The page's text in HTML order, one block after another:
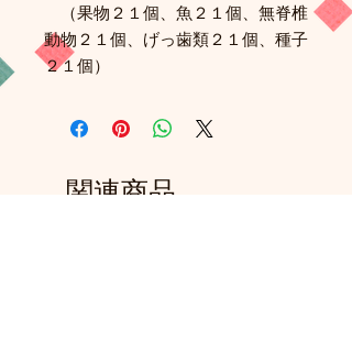
（果物２１個、魚２１個、無脊椎
動物２１個、げっ歯類２１個、種子
２１個）
関連商品